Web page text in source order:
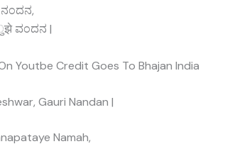
ವಂದನ |
Youtbe Credit Goes To Bhajan India
Gauri Nandan |
Namah,